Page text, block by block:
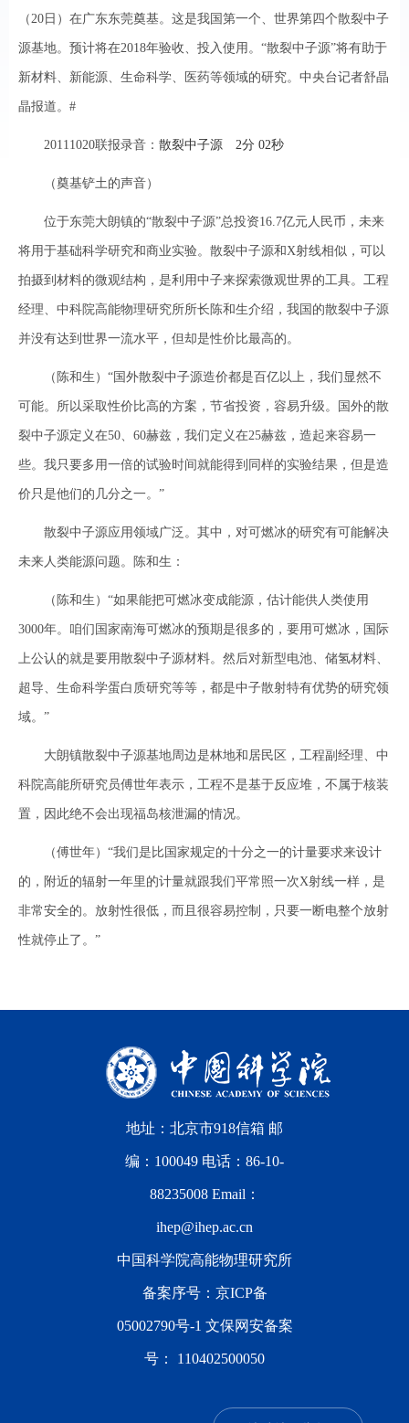
（20日）在广东东莞奠基。这是我国第一个、世界第四个散裂中子
源基地。预计将在2018年验收、投入使用。“散裂中子源”将有助于
新材料、新能源、生命科学、医药等领域的研究。中央台记者舒晶
晶报道。#
20111020联报录音： 散裂中子源 2分 02秒
（奠基铲土的声音）
位于东莞大朗镇的“散裂中子源”总投资16.7亿元人民币，未来
将用于基础科学研究和商业实验。散裂中子源和X射线相似，可以
拍摄到材料的微观结构，是利用中子来探索微观世界的工具。工程
经理、中科院高能物理研究所所长陈和生介绍，我国的散裂中子源
并没有达到世界一流水平，但却是性价比最高的。
（陈和生）“国外散裂中子源造价都是百亿以上，我们显然不
可能。所以采取性价比高的方案，节省投资，容易升级。国外的散
裂中子源定义在50、60赫兹，我们定义在25赫兹，造起来容易一
些。我只要多用一倍的试验时间就能得到同样的实验结果，但是造
价只是他们的几分之一。”
散裂中子源应用领域广泛。其中，对可燃冰的研究有可能解决
未来人类能源问题。陈和生：
（陈和生）“如果能把可燃冰变成能源，估计能供人类使用
3000年。咱们国家南海可燃冰的预期是很多的，要用可燃冰，国际
上公认的就是要用散裂中子源材料。然后对新型电池、储氢材料、
超导、生命科学蛋白质研究等等，都是中子散射特有优势的研究领
域。”
大朗镇散裂中子源基地周边是林地和居民区，工程副经理、中
科院高能所研究员傅世年表示，工程不是基于反应堆，不属于核装
置，因此绝不会出现福岛核泄漏的情况。
（傅世年）“我们是比国家规定的十分之一的计量要求来设计
的，附近的辐射一年里的计量就跟我们平常照一次X射线一样，是
非常安全的。放射性很低，而且很容易控制，只要一断电整个放射
性就停止了。”
地址：北京市918信箱 邮
编：100049 电话：86-10-
88235008 Email：
ihep@ihep.ac.cn
中国科学院高能物理研究所
备案序号： 京ICP备
05002790号-1 文保网安备案
号： 110402500050